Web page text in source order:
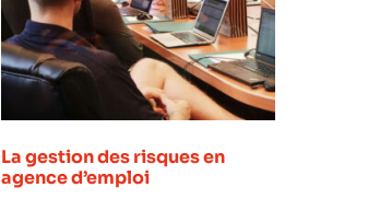
La gestion des risques en
agence d’emploi